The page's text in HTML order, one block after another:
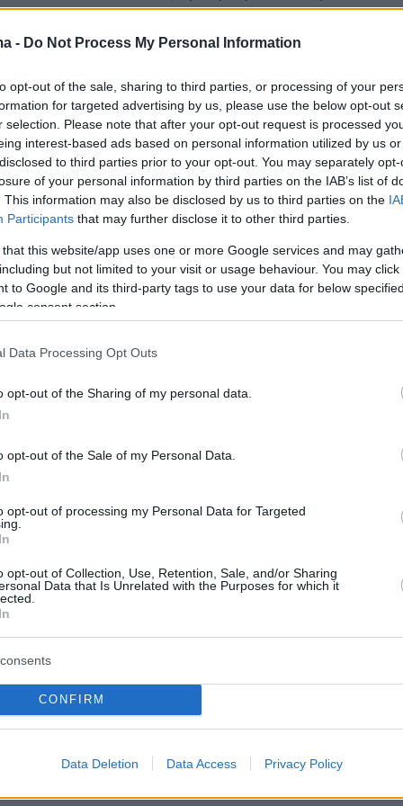
- Do Not Process My Personal Information
opt-out of the sale, sharing to third parties, or processing of your
for targeted advertising by us, please use the below opt-out
selection. Please note that after your opt-out request is processed
interest-based ads based on personal information utilized by us
to third parties prior to your opt-out. You may separately
of your personal information by third parties on the IAB’s list of
This information may also be disclosed by us to third parties on the
Participants that may further disclose it to other third parties.
that this website/app uses one or more Google services and may
but not limited to your visit or usage behaviour. You may
to Google and its third-party tags to use your data for below
consent section.
Data Processing Opt Outs
opt-out of the Sharing of my personal data.
opt-out of the Sale of my Personal Data.
opt-out of processing my Personal Data for Targeted
opt-out of Collection, Use, Retention, Sale, and/or Sharing
Data that Is Unrelated with the Purposes for which it
CONFIRM
Data Deletion Data Access Privacy Policy
τρομοκρατών στο Μαλί, είτε για την
έχουμε αυτή τη στιγμή τη μεγαλύτερη
έχει προκαλέσει επίσης την οργή της
υποστηρίζει ότι θα είναι ένα ισχυρό πλήγμα
ειρήνη και σταθερότητα.
Εργατικού Κόμματος
τον Τζόνσον πώς μπορεί να εγγυηθεί ότι η
θα επιδεινώσει τις σχέσεις της Βρετανίας
ότι η AUKUS δεν έχει σκοπό να είναι
προς οποιαδήποτε άλλη δύναμη...
σχέση που έχουμε με τις Ηνωμένες
είπε επίσης ότι η νέα
την ανάπτυξη προηγμένων αμυντικών
Ενώ η σύμπραξή μας θα αρχίσει με
με πυρηνική ενέργεια, τώρα που έχουμε
την AUKUS περιμένουμε ότι θα επιταχύνουμε
στην κυβερνητική, στην τεχνητή
κβαντική υπολογιστική και στις
ικανότητες», δήλωσε ο Τζόνσον στη Βουλή